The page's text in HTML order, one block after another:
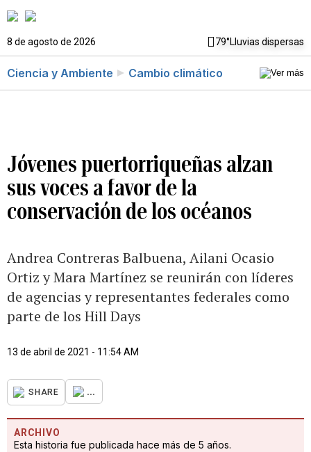
8 de agosto de 2026 79°Lluvias dispersas
Ciencia y Ambiente Cambio climático
Jóvenes puertorriqueñas alzan
sus voces a favor de la
conservación de los océanos
Andrea Contreras Balbuena, Ailani Ocasio
Ortiz y Mara Martínez se reunirán con líderes
de agencias y representantes federales como
parte de los Hill Days
13 de abril de 2021 - 11:54 AM
SHARE ...
ARCHIVO
Esta historia fue publicada hace más de 5 años.